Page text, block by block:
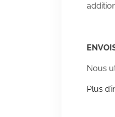
Nous
Plus